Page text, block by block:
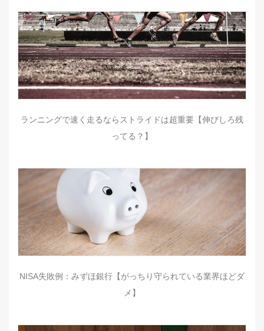
ランニングで速く走るならストライドは超重要【伸びしろ残
ってる？】
NISA失敗例：みずほ銀行【がっちり守られている業界ほどダ
メ】